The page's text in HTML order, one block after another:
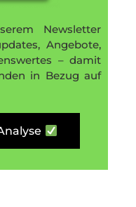
Newsletter
Angebote,
– damit
in Bezug auf